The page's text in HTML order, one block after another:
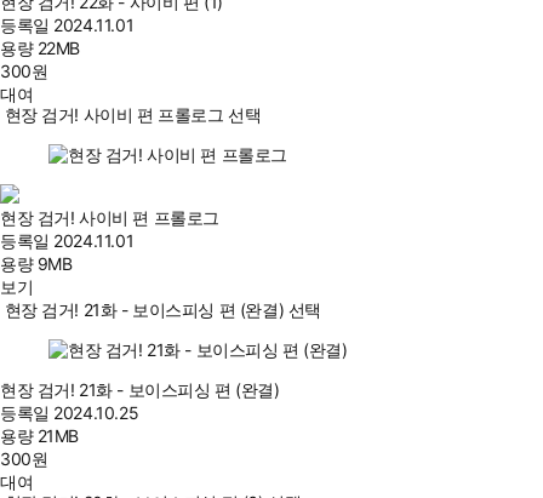
등록일 2024.11.01
용량 22MB
300원
대여
현장 검거! 사이비 편 프롤로그 선택
현장 검거! 사이비 편 프롤로그
등록일 2024.11.01
용량 9MB
보기
현장 검거! 21화 - 보이스피싱 편 (완결) 선택
현장 검거! 21화 - 보이스피싱 편 (완결)
등록일 2024.10.25
용량 21MB
300원
대여